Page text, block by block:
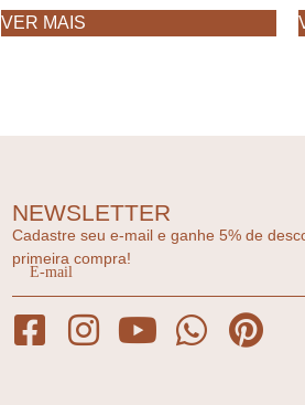
VER MAIS
NEWSLETTER
Cadastre seu e-mail e ganhe 5% de
primeira compra!